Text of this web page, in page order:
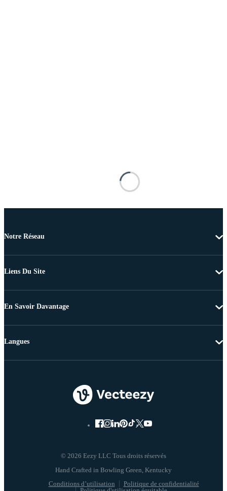
Notre Réseau
Liens Du Site
En Savoir Davantage
© 2026 Eezy LLC Tous droits réservés
Conditions d’utilisation
Politique de confidentialité
Langues